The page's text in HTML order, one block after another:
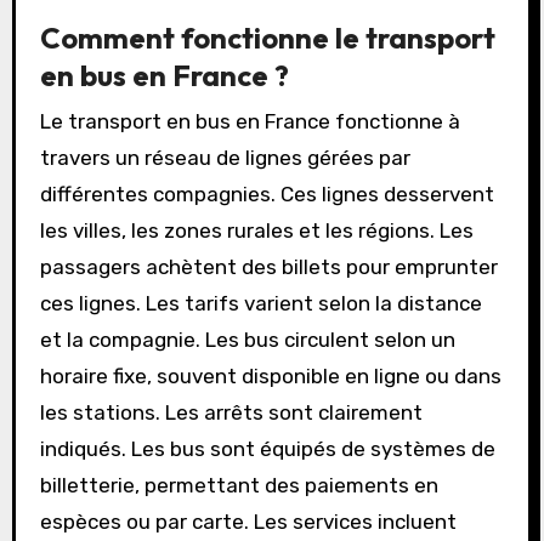
Comment fonctionne le transport
en bus en France ?
Le transport en bus en France fonctionne à
travers un réseau de lignes gérées par
différentes compagnies. Ces lignes desservent
les villes, les zones rurales et les régions. Les
passagers achètent des billets pour emprunter
ces lignes. Les tarifs varient selon la distance
et la compagnie. Les bus circulent selon un
horaire fixe, souvent disponible en ligne ou dans
les stations. Les arrêts sont clairement
indiqués. Les bus sont équipés de systèmes de
billetterie, permettant des paiements en
espèces ou par carte. Les services incluent